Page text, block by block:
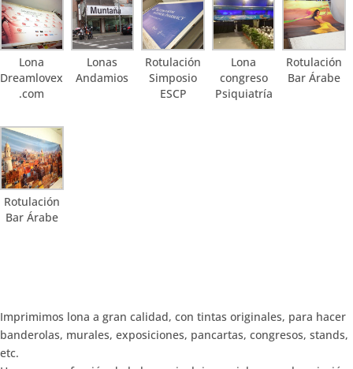
Lona
Dreamlovex
.com
Lonas
Andamios
Rotulación
Simposio
ESCP
Lona
congreso
Psiquiatría
Rotulación
Bar Árabe
Rotulación
Bar Árabe
Imprimimos lona a gran calidad, con tintas originales, para hacer
banderolas, murales, exposiciones, pancartas, congresos, stands,
etc.